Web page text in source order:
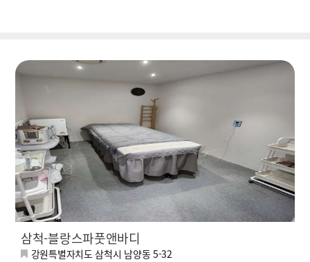
삼척-블랑스파풋앤바디
강원특별자치도 삼척시 남양동 5-32